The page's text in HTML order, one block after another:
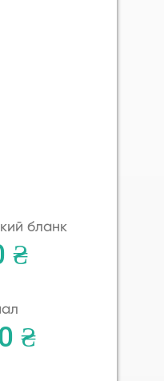
бланк
₴
₴